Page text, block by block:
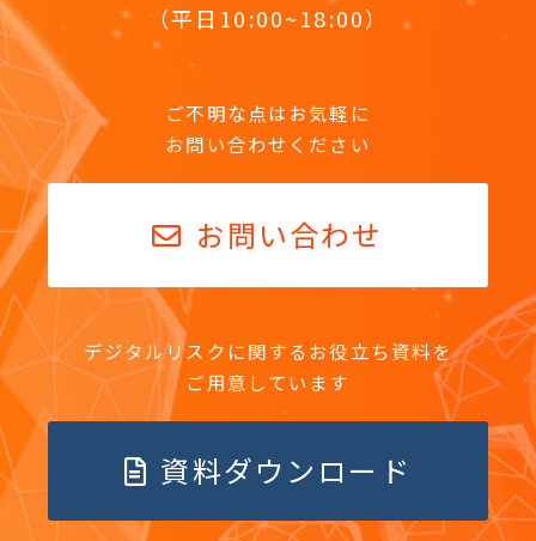
（平日10:00~18:00）
ご不明な点はお気軽に
お問い合わせください
お問い合わせ
デジタルリスクに関するお役立ち資料を
ご用意しています
資料ダウンロード